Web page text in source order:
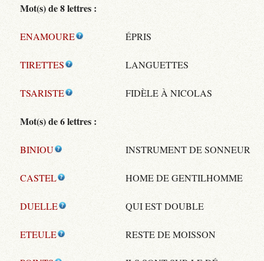
Mot(s) de 8 lettres :
ENAMOURE ÉPRIS
TIRETTES LANGUETTES
TSARISTE FIDÈLE À NICOLAS
Mot(s) de 6 lettres :
BINIOU INSTRUMENT DE SONNEUR
CASTEL HOME DE GENTILHOMME
DUELLE QUI EST DOUBLE
ETEULE RESTE DE MOISSON